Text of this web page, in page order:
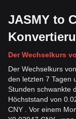
JASMY to
Der Wechselkurs
Der Wechselkurs
den letzten 7 Tagen
Stunden schwankte
Höchststand von
CNY . Vor einem